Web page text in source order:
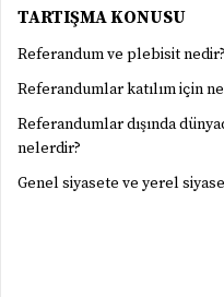
TARTIŞMA KONUSU
Referandum ve plebisit nedir?
Referandumlar katılım için
Referandumlar dışında
nelerdir?
Genel siyasete ve yerel